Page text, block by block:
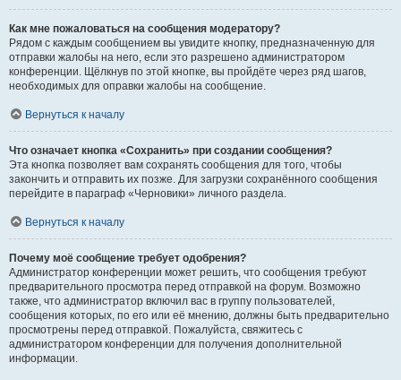
Как мне пожаловаться на сообщения модератору?
Рядом с каждым сообщением вы увидите кнопку, предназначенную для
отправки жалобы на него, если это разрешено администратором
конференции. Щёлкнув по этой кнопке, вы пройдёте через ряд шагов,
необходимых для оправки жалобы на сообщение.
Вернуться к началу
Что означает кнопка «Сохранить» при создании сообщения?
Эта кнопка позволяет вам сохранять сообщения для того, чтобы
закончить и отправить их позже. Для загрузки сохранённого сообщения
перейдите в параграф «Черновики» личного раздела.
Вернуться к началу
Почему моё сообщение требует одобрения?
Администратор конференции может решить, что сообщения требуют
предварительного просмотра перед отправкой на форум. Возможно
также, что администратор включил вас в группу пользователей,
сообщения которых, по его или её мнению, должны быть предварительно
просмотрены перед отправкой. Пожалуйста, свяжитесь с
администратором конференции для получения дополнительной
информации.